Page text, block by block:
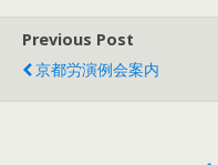
Previous Post
京都労演例会案内